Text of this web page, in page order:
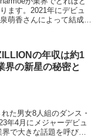
ます。2021年にデビュ
萌香さんによって結成さ
の年収は約1
界の新星の秘密と
た男女8人組のダンス・
年4月にメジャーデビュ
で大きな話題を呼びま